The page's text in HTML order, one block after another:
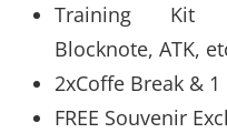
Training Kit
Blocknote, ATK,
2xCoffe Break &
FREE Souvenir